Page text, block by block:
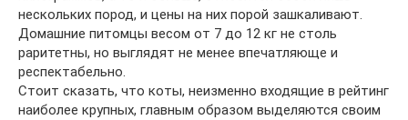
нескольких пород, и цены на них порой зашкаливают.
Домашние питомцы весом от 7 до 12 кг не столь
раритетны, но выглядят не менее впечатляюще и
респектабельно.
Стоит сказать, что коты, неизменно входящие в рейтинг
наиболее крупных, главным образом выделяются своим